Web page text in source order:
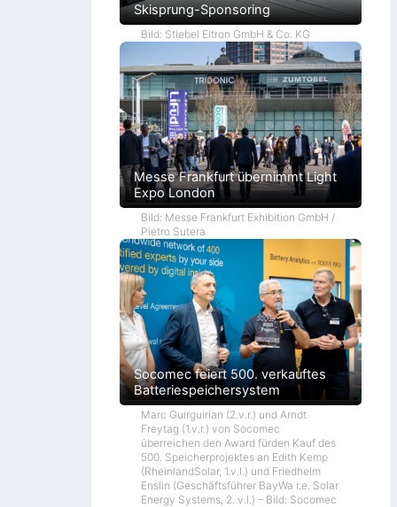
Skisprung-Sponsoring
Bild: Stiebel Eltron GmbH & Co. KG
Messe Frankfurt übernimmt Light
Expo London
Bild: Messe Frankfurt Exhibition GmbH /
Pietro Sutera
Socomec feiert 500. verkauftes
Batteriespeichersystem
Marc Guirguirian (2.v.r.) und Arndt
Freytag (1.v.r.) von Socomec
überreichen den Award fürden Kauf des
500. Speicherprojektes an Edith Kemp
(RheinlandSolar, 1.v.l.) und Friedhelm
Enslin (Geschäftsführer BayWa r.e. Solar
Energy Systems, 2. v.l.) – Bild: Socomec